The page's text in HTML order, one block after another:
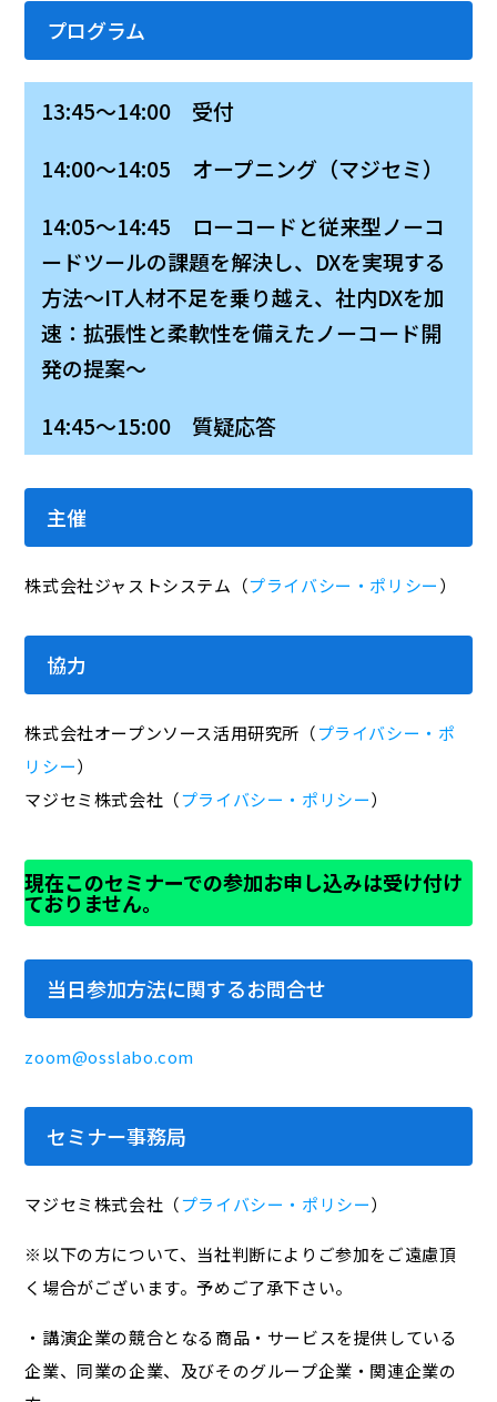
プログラム
13:45～14:00 受付
14:00～14:05 オープニング（マジセミ）
14:05～14:45 ローコードと従来型ノーコ
ードツールの課題を解決し、DXを実現する
方法〜IT人材不足を乗り越え、社内DXを加
速：拡張性と柔軟性を備えたノーコード開
発の提案～
14:45～15:00 質疑応答
主催
株式会社ジャストシステム（プライバシー・ポリシー）
協力
株式会社オープンソース活用研究所（プライバシー・ポ
リシー）
マジセミ株式会社（プライバシー・ポリシー）
現在このセミナーでの参加お申し込みは受け付け
ておりません。
当日参加方法に関するお問合せ
zoom@osslabo.com
セミナー事務局
マジセミ株式会社（プライバシー・ポリシー）
※以下の方について、当社判断によりご参加をご遠慮頂
く場合がございます。予めご了承下さい。
・講演企業の競合となる商品・サービスを提供している
企業、同業の企業、及びそのグループ企業・関連企業の